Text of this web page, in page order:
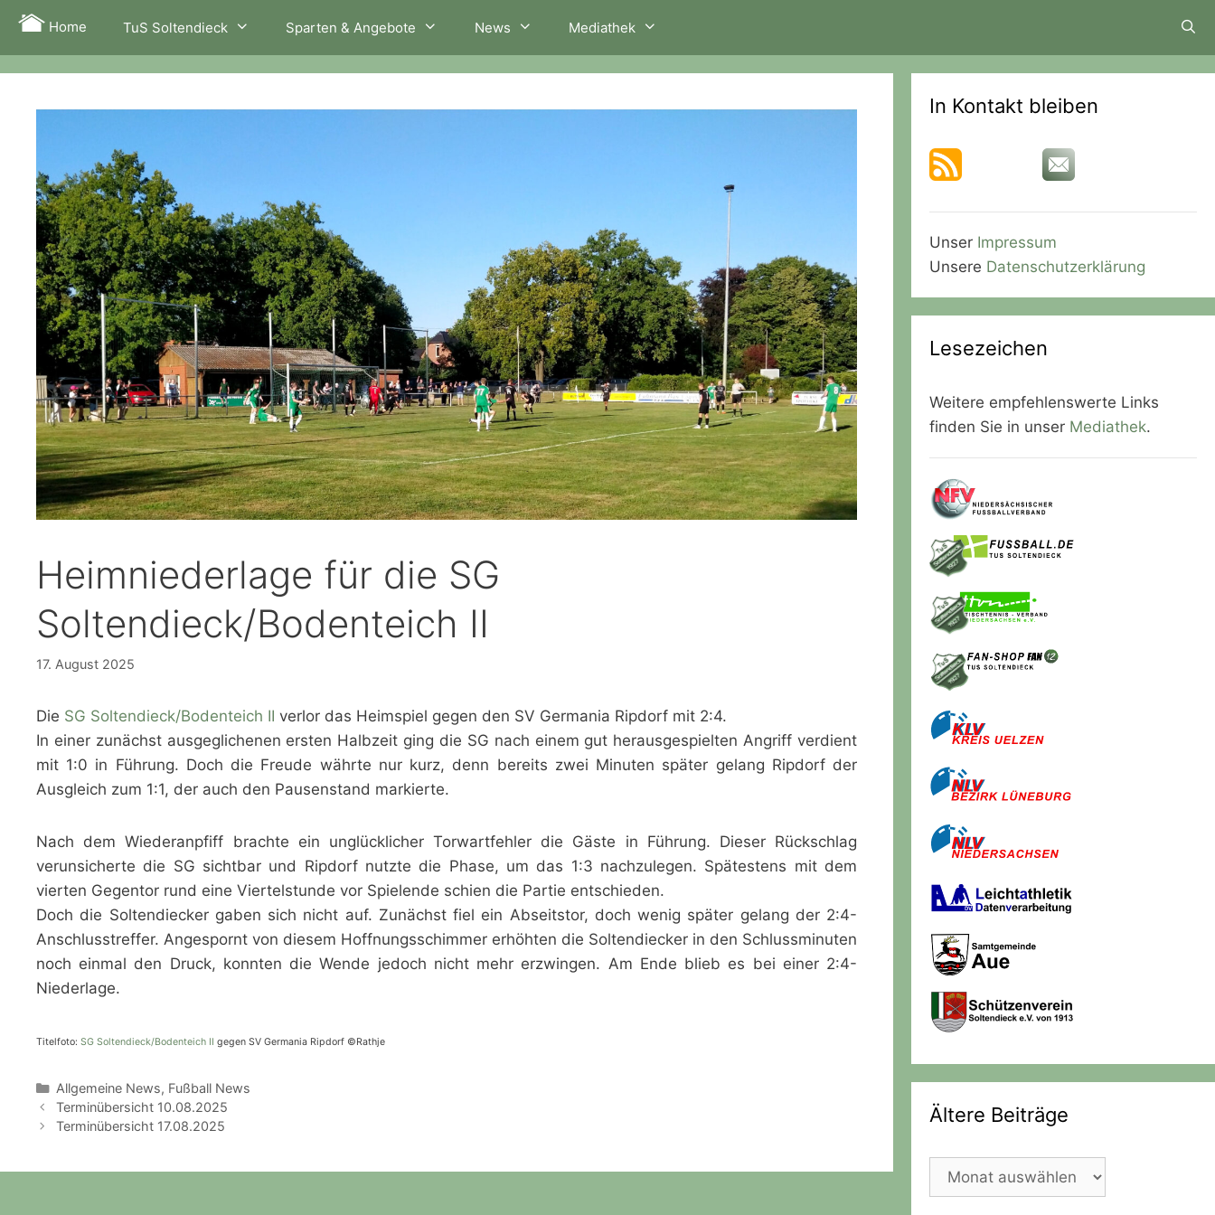
Zum
Inhalt
springen
Home TuS Soltendieck Sparten & Angebote News Mediathek
Heimniederlage für die SG
Soltendieck/Bodenteich II
17. August 2025
Die SG Soltendieck/Bodenteich II verlor das Heimspiel gegen den SV Germania Ripdorf mit 2:4.
In einer zunächst ausgeglichenen ersten Halbzeit ging die SG nach einem gut herausgespielten Angriff verdient
mit 1:0 in Führung. Doch die Freude währte nur kurz, denn bereits zwei Minuten später gelang Ripdorf der
Ausgleich zum 1:1, der auch den Pausenstand markierte.
Nach dem Wiederanpfiff brachte ein unglücklicher Torwartfehler die Gäste in Führung. Dieser Rückschlag
verunsicherte die SG sichtbar und Ripdorf nutzte die Phase, um das 1:3 nachzulegen. Spätestens mit dem
vierten Gegentor rund eine Viertelstunde vor Spielende schien die Partie entschieden.
Doch die Soltendiecker gaben sich nicht auf. Zunächst fiel ein Abseitstor, doch wenig später gelang der 2:4-
Anschlusstreffer. Angespornt von diesem Hoffnungsschimmer erhöhten die Soltendiecker in den Schlussminuten
noch einmal den Druck, konnten die Wende jedoch nicht mehr erzwingen. Am Ende blieb es bei einer 2:4-
Niederlage.
Titelfoto: SG Soltendieck/Bodenteich II gegen SV Germania Ripdorf ©Rathje
Kategorien
Allgemeine News, Fußball News
Terminübersicht 10.08.2025
Terminübersicht 17.08.2025
In Kontakt bleiben
Unser Impressum
Unsere Datenschutzerklärung
Lesezeichen
Weitere empfehlenswerte Links
finden Sie in unser Mediathek.
Ältere Beiträge
Ältere
Beiträge